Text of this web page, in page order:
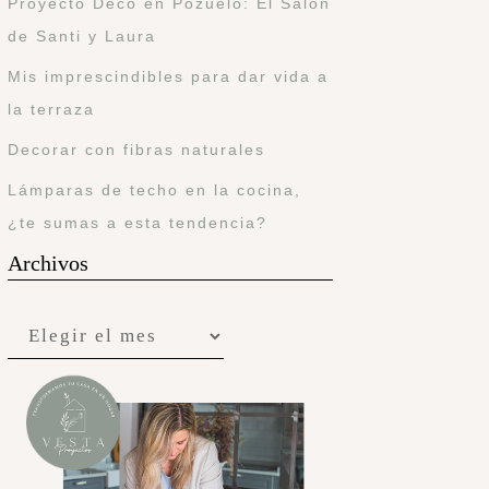
Proyecto Deco en Pozuelo: El Salón
de Santi y Laura
Mis imprescindibles para dar vida a
la terraza
Decorar con fibras naturales
Lámparas de techo en la cocina,
¿te sumas a esta tendencia?
Archivos